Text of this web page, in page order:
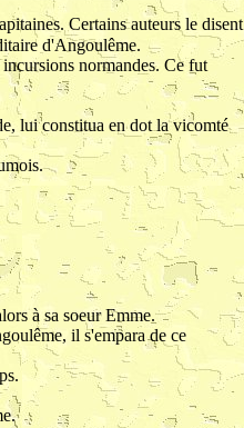
Certains auteurs le disent
d'Angoulême.
normandes. Ce fut
lui constitua en dot la vicomté
à sa soeur Emme.
il s'empara de ce